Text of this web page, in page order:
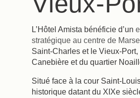
L’Hôtel Amista bénéficie d’un
stratégique au centre de
Saint-Charles et le Vieux-
Canebière et du quartier
Situé face à la cour Saint-
historique datant du XIXe